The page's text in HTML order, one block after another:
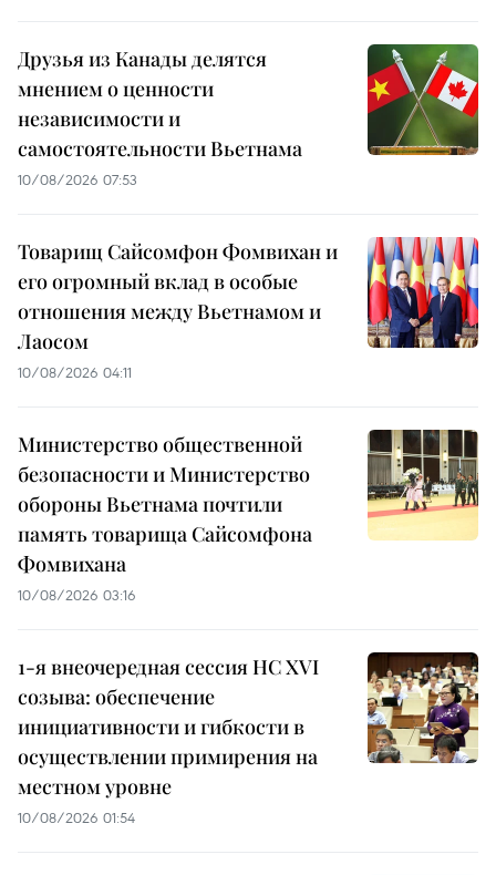
Друзья из Канады делятся
мнением о ценности
независимости и
самостоятельности Вьетнама
10/08/2026 07:53
Товарищ Сайсомфон Фомвихан и
его огромный вклад в особые
отношения между Вьетнамом и
Лаосом
10/08/2026 04:11
Министерство общественной
безопасности и Министерство
обороны Вьетнама почтили
память товарища Сайсомфона
Фомвихана
10/08/2026 03:16
1-я внеочередная сессия НС XVI
созыва: обеспечение
инициативности и гибкости в
осуществлении примирения на
местном уровне
10/08/2026 01:54